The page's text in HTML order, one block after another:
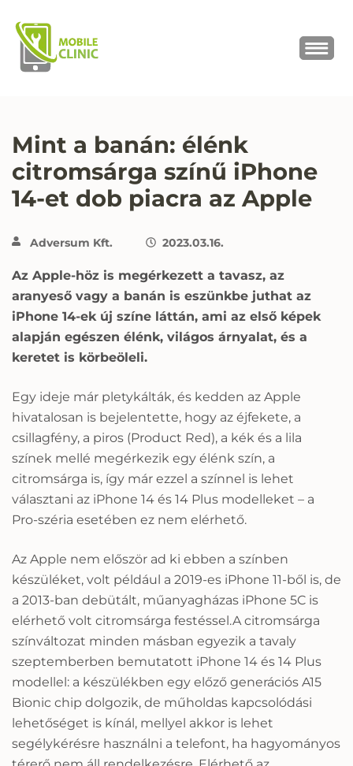
Mint a banán: élénk
citromsárga színű iPhone
14-et dob piacra az Apple
Adversum Kft. 2023.03.16.
Az Apple-höz is megérkezett a tavasz, az
aranyeső vagy a banán is eszünkbe juthat az
iPhone 14-ek új színe láttán, ami az első képek
alapján egészen élénk, világos árnyalat, és a
keretet is körbeöleli.
Egy ideje már pletykálták, és kedden az Apple
hivatalosan is bejelentette, hogy az éjfekete, a
csillagfény, a piros (Product Red), a kék és a lila
színek mellé megérkezik egy élénk szín, a
citromsárga is, így már ezzel a színnel is lehet
választani az iPhone 14 és 14 Plus modelleket – a
Pro-széria esetében ez nem elérhető.
Az Apple nem először ad ki ebben a színben
készüléket, volt például a 2019-es iPhone 11-ből is, de
a 2013-ban debütált, műanyagházas iPhone 5C is
elérhető volt citromsárga festéssel.A citromsárga
színváltozat minden másban egyezik a tavaly
szeptemberben bemutatott iPhone 14 és 14 Plus
modellel: a készülékben egy előző generációs A15
Bionic chip dolgozik, de műholdas kapcsolódási
lehetőséget is kínál, mellyel akkor is lehet
segélykérésre használni a telefont, ha hagyományos